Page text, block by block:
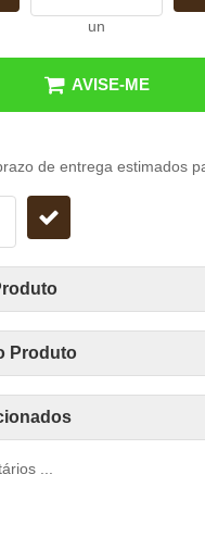
un
AVISE-ME
de entrega estimados
Produto
...